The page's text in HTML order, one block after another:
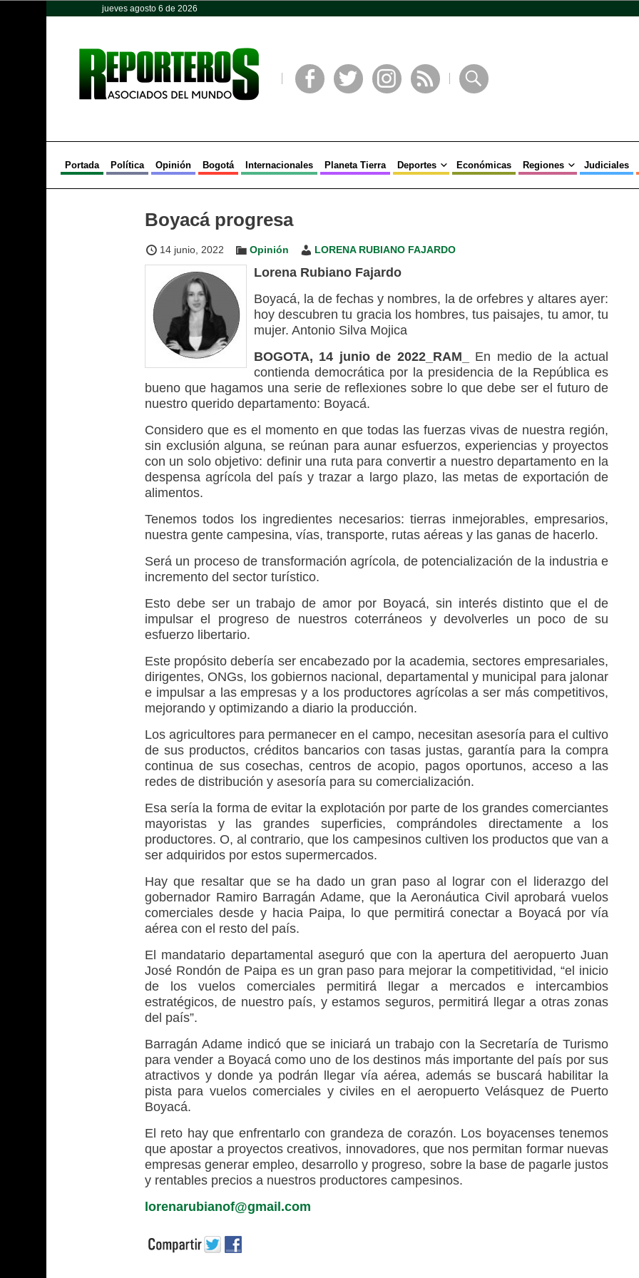
jueves agosto 6 de 2026
Portada Política Opinión Bogotá Internacionales Planeta Tierra Deportes Económicas Regiones Judiciales
Boyacá progresa
14 junio, 2022 Opinión LORENA RUBIANO FAJARDO
Lorena Rubiano Fajardo
Boyacá, la de fechas y nombres, la de orfebres y altares ayer:
hoy descubren tu gracia los hombres, tus paisajes, tu amor, tu
mujer. Antonio Silva Mojica
BOGOTA, 14 junio de 2022_RAM_ En medio de la actual
contienda democrática por la presidencia de la República es
bueno que hagamos una serie de reflexiones sobre lo que debe ser el futuro de
nuestro querido departamento: Boyacá.
Considero que es el momento en que todas las fuerzas vivas de nuestra región,
sin exclusión alguna, se reúnan para aunar esfuerzos, experiencias y proyectos
con un solo objetivo: definir una ruta para convertir a nuestro departamento en la
despensa agrícola del país y trazar a largo plazo, las metas de exportación de
alimentos.
Tenemos todos los ingredientes necesarios: tierras inmejorables, empresarios,
nuestra gente campesina, vías, transporte, rutas aéreas y las ganas de hacerlo.
Será un proceso de transformación agrícola, de potencialización de la industria e
incremento del sector turístico.
Esto debe ser un trabajo de amor por Boyacá, sin interés distinto que el de
impulsar el progreso de nuestros coterráneos y devolverles un poco de su
esfuerzo libertario.
Este propósito debería ser encabezado por la academia, sectores empresariales,
dirigentes, ONGs, los gobiernos nacional, departamental y municipal para jalonar
e impulsar a las empresas y a los productores agrícolas a ser más competitivos,
mejorando y optimizando a diario la producción.
Los agricultores para permanecer en el campo, necesitan asesoría para el cultivo
de sus productos, créditos bancarios con tasas justas, garantía para la compra
continua de sus cosechas, centros de acopio, pagos oportunos, acceso a las
redes de distribución y asesoría para su comercialización.
Esa sería la forma de evitar la explotación por parte de los grandes comerciantes
mayoristas y las grandes superficies, comprándoles directamente a los
productores. O, al contrario, que los campesinos cultiven los productos que van a
ser adquiridos por estos supermercados.
Hay que resaltar que se ha dado un gran paso al lograr con el liderazgo del
gobernador Ramiro Barragán Adame, que la Aeronáutica Civil aprobará vuelos
comerciales desde y hacia Paipa, lo que permitirá conectar a Boyacá por vía
aérea con el resto del país.
El mandatario departamental aseguró que con la apertura del aeropuerto Juan
José Rondón de Paipa es un gran paso para mejorar la competitividad, “el inicio
de los vuelos comerciales permitirá llegar a mercados e intercambios
estratégicos, de nuestro país, y estamos seguros, permitirá llegar a otras zonas
del país”.
Barragán Adame indicó que se iniciará un trabajo con la Secretaría de Turismo
para vender a Boyacá como uno de los destinos más importante del país por sus
atractivos y donde ya podrán llegar vía aérea, además se buscará habilitar la
pista para vuelos comerciales y civiles en el aeropuerto Velásquez de Puerto
Boyacá.
El reto hay que enfrentarlo con grandeza de corazón. Los boyacenses tenemos
que apostar a proyectos creativos, innovadores, que nos permitan formar nuevas
empresas generar empleo, desarrollo y progreso, sobre la base de pagarle justos
y rentables precios a nuestros productores campesinos.
lorenarubianof@gmail.com
Opinión Política